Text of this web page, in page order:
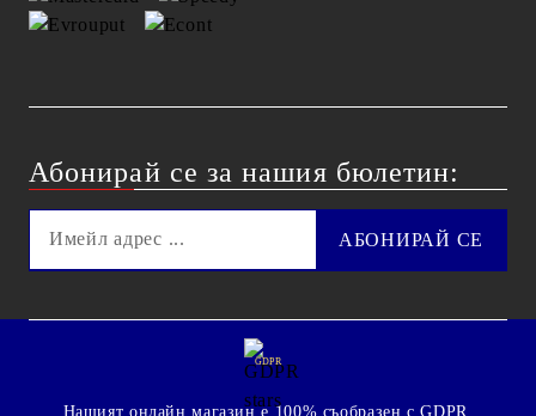
Абонирай се за нашия бюлетин:
GDPR
Нашият онлайн магазин е 100% съобразен с GDPR.